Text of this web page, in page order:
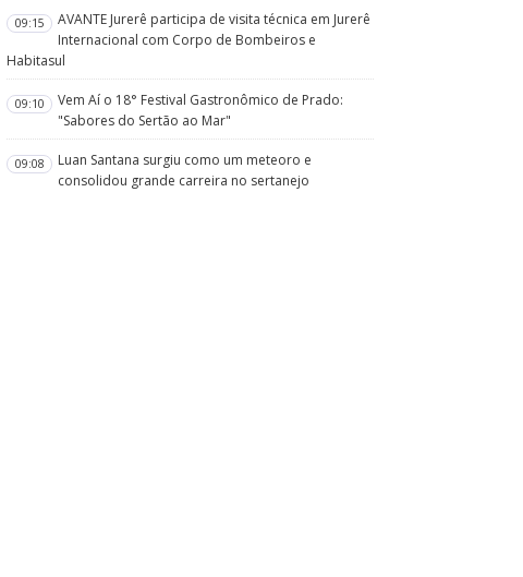
09:15
AVANTE Jurerê participa de visita técnica em Jurerê
Internacional com Corpo de Bombeiros e
Habitasul
09:10
Vem Aí o 18° Festival Gastronômico de Prado:
"Sabores do Sertão ao Mar"
09:08
Luan Santana surgiu como um meteoro e
consolidou grande carreira no sertanejo